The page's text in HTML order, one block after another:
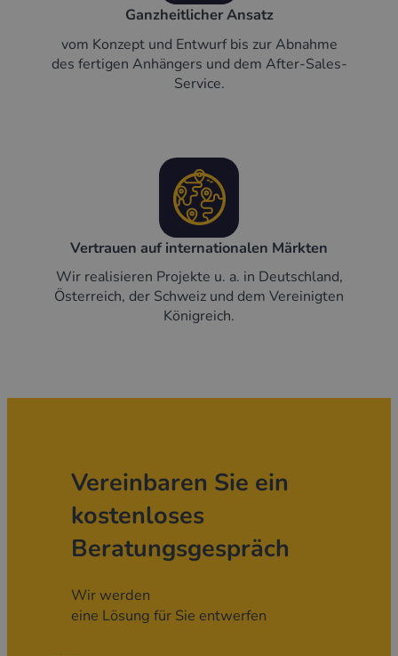
Ganzheitlicher Ansatz
vom Konzept und Entwurf bis zur Abnahme
des fertigen Anhängers und dem After-Sales-
Service.
Vertrauen auf internationalen Märkten
Wir realisieren Projekte u. a. in Deutschland,
Österreich, der Schweiz und dem Vereinigten
Königreich.
Vereinbaren Sie ein
kostenloses
Beratungsgespräch
Wir werden
eine Lösung für Sie entwerfen